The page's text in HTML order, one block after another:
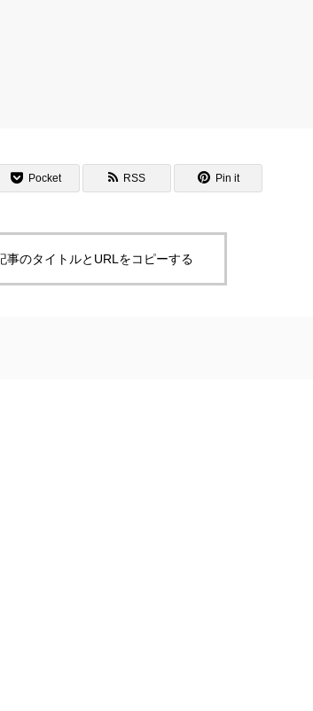
Pocket RSS Pin it
事のタイトルとURLをコピーする